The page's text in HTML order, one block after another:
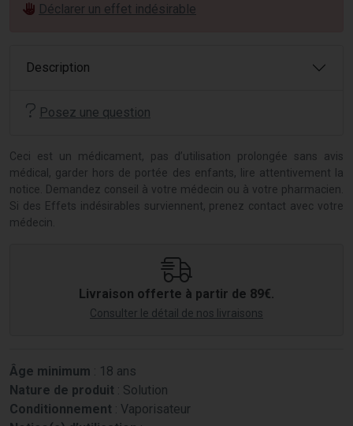
Déclarer un effet indésirable
Description
Posez une question
Ceci est un médicament, pas d’utilisation prolongée sans avis
médical, garder hors de portée des enfants, lire attentivement la
notice. Demandez conseil à votre médecin ou à votre pharmacien.
Si des Effets indésirables surviennent, prenez contact avec votre
médecin.
Livraison offerte à partir de 89€.
Consulter le détail de nos livraisons
Âge minimum : 18 ans
Nature de produit : Solution
Conditionnement : Vaporisateur